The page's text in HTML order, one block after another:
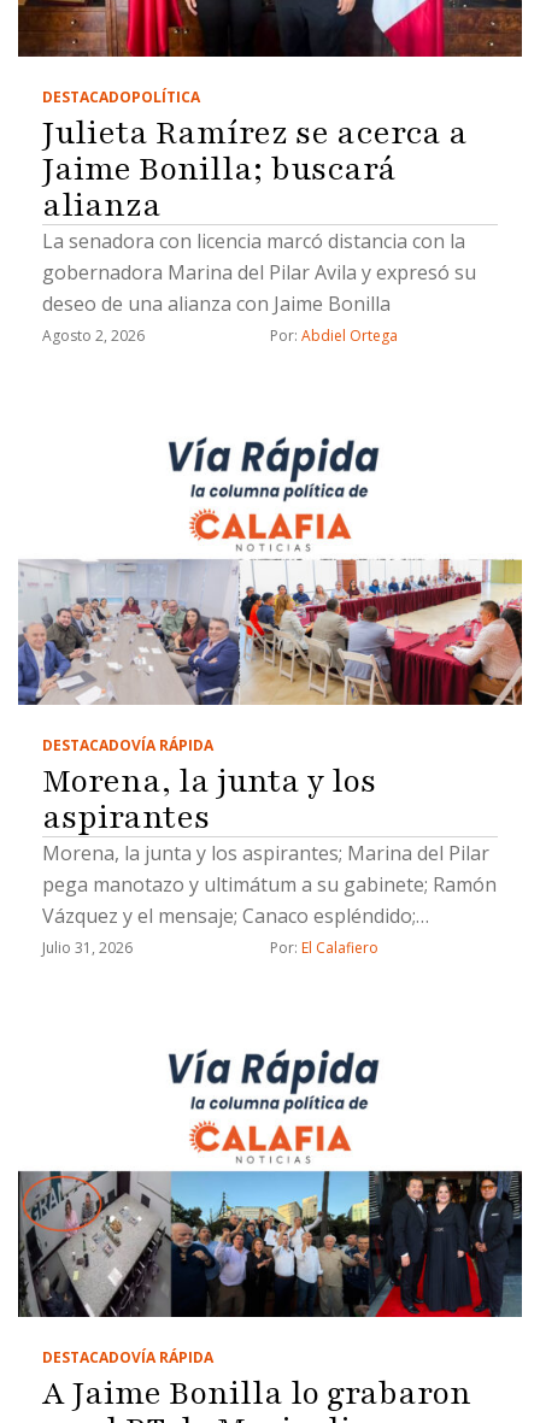
DESTACADOPOLÍTICA
Julieta Ramírez se acerca a
Jaime Bonilla; buscará
alianza
La senadora con licencia marcó distancia con la
gobernadora Marina del Pilar Avila y expresó su
deseo de una alianza con Jaime Bonilla
Agosto 2, 2026 Por: Abdiel Ortega
DESTACADOVÍA RÁPIDA
Morena, la junta y los
aspirantes
Morena, la junta y los aspirantes; Marina del Pilar
pega manotazo y ultimátum a su gabinete; Ramón
Vázquez y el mensaje; Canaco espléndido;
Evangelina Moreno, lengua larga y un Socavón de
Julio 31, 2026 Por: El Calafiero
DESTACADOVÍA RÁPIDA
A Jaime Bonilla lo grabaron